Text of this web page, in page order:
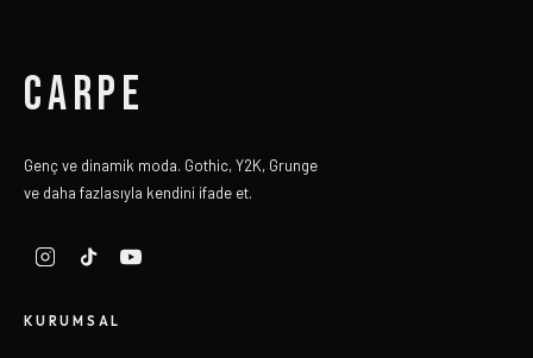
CARPE
Genç ve dinamik moda. Gothic, Y2K, Grunge
ve daha fazlasıyla kendini ifade et.
KURUMSAL